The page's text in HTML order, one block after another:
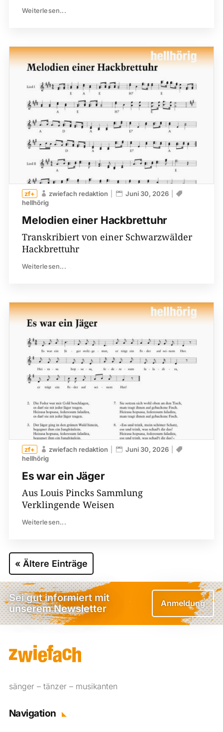
Weiterlesen...
Melodien einer Hackbrettuhr
zwiefach redaktion
Juni 30, 2026
hellhörig
Transkribiert von einer Schwarzwälder
Hackbrettuhr
Weiterlesen...
Es war ein Jäger
zwiefach redaktion
Juni 30, 2026
hellhörig
Aus Louis Pincks Sammlung
Verklingende Weisen
Weiterlesen...
« Ältere Einträge
Sei gut informiert mit
unserem Newsletter
Anmeldung
sänger – tänzer – musikanten
Navigation